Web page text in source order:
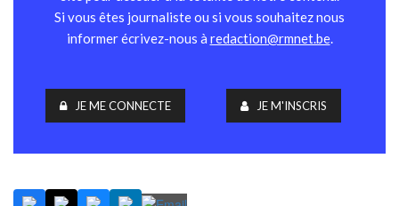
Si vous êtes journaliste ou si vous souhaitez nous
informer écrivez-nous à redaction@rmnet.be.
JE ME CONNECTE JE M'INSCRIS